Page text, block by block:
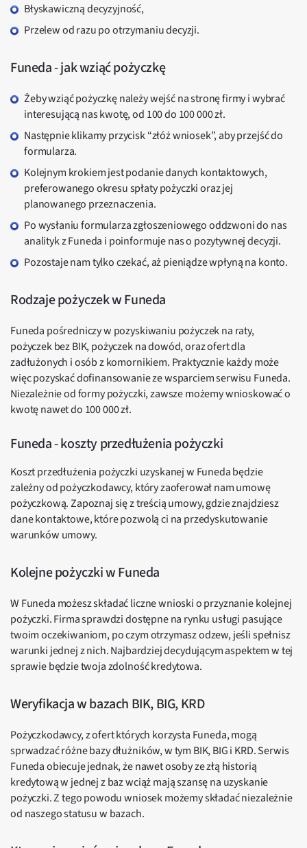
Błyskawiczną decyzyjność,
Przelew od razu po otrzymaniu decyzji.
Funeda - jak wziąć pożyczkę
Żeby wziąć pożyczkę należy wejść na stronę firmy i wybrać
interesującą nas kwotę, od 100 do 100 000 zł.
Następnie klikamy przycisk “złóż wniosek”, aby przejść do
formularza.
Kolejnym krokiem jest podanie danych kontaktowych,
preferowanego okresu spłaty pożyczki oraz jej
planowanego przeznaczenia.
Po wysłaniu formularza zgłoszeniowego oddzwoni do nas
analityk z Funeda i poinformuje nas o pozytywnej decyzji.
Pozostaje nam tylko czekać, aż pieniądze wpłyną na konto.
Rodzaje pożyczek w Funeda
Funeda pośredniczy w pozyskiwaniu pożyczek na raty,
pożyczek bez BIK, pożyczek na dowód, oraz ofert dla
zadłużonych i osób z komornikiem. Praktycznie każdy może
więc pozyskać dofinansowanie ze wsparciem serwisu Funeda.
Niezależnie od formy pożyczki, zawsze możemy wnioskować o
kwotę nawet do 100 000 zł.
Funeda - koszty przedłużenia pożyczki
Koszt przedłużenia pożyczki uzyskanej w Funeda będzie
zależny od pożyczkodawcy, który zaoferował nam umowę
pożyczkową. Zapoznaj się z treścią umowy, gdzie znajdziesz
dane kontaktowe, które pozwolą ci na przedyskutowanie
warunków umowy.
Kolejne pożyczki w Funeda
W Funeda możesz składać liczne wnioski o przyznanie kolejnej
pożyczki. Firma sprawdzi dostępne na rynku usługi pasujące
twoim oczekiwaniom, po czym otrzymasz odzew, jeśli spełnisz
warunki jednej z nich. Najbardziej decydującym aspektem w tej
sprawie będzie twoja zdolność kredytowa.
Weryfikacja w bazach BIK, BIG, KRD
Pożyczkodawcy, z ofert których korzysta Funeda, mogą
sprwadzać różne bazy dłużników, w tym BIK, BIG i KRD. Serwis
Funeda obiecuje jednak, że nawet osoby ze złą historią
kredytową w jednej z baz wciąż mają szansę na uzyskanie
pożyczki. Z tego powodu wniosek możemy składać niezależnie
od naszego statusu w bazach.